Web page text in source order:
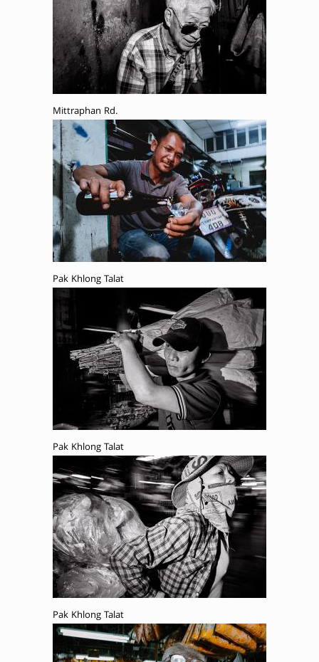
Mittraphan Rd.
Pak Khlong Talat
Pak Khlong Talat
Pak Khlong Talat